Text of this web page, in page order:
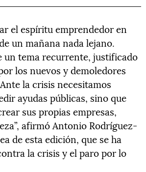
el espíritu emprendedor en
un mañana nada lejano.
un tema recurrente, justificado
los nuevos y demoledores
la crisis necesitamos
ayudas públicas, sino que
sus propias empresas,
afirmó Antonio Rodríguez-
de esta edición, que se ha
la crisis y el paro por lo